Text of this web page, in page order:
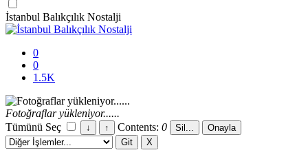
İstanbul Balıkçılık Nostalji
0
0
1.5K
Fotoğraflar yükleniyor......
Tümünü Seç
Contents: 0